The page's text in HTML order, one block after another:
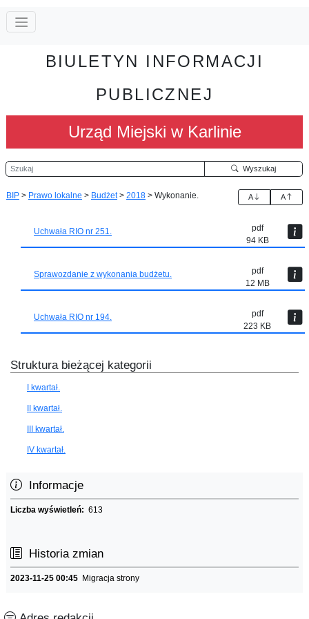
BIULETYN INFORMACJI
PUBLICZNEJ
Urząd Miejski w Karlinie
Szukaj Wyszukaj
BIP > Prawo lokalne > Budżet> 2018 > Wykonanie. A A
Uchwała RIO nr 251.
pdf
94 KB
Sprawozdanie z wykonania budżetu.
pdf
12 MB
Uchwała RIO nr 194.
pdf
223 KB
Struktura bieżącej kategorii
I kwartał.
II kwartał.
III kwartał.
IV kwartał.
Informacje
Liczba wyświetleń: 613
Historia zmian
2023-11-25 00:45 Migracja strony